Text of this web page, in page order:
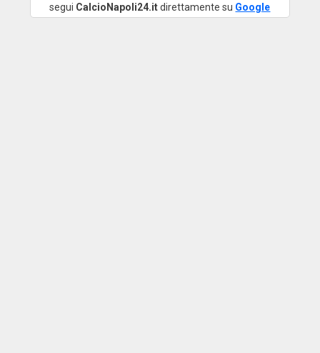
segui CalcioNapoli24.itdirettamente su Google